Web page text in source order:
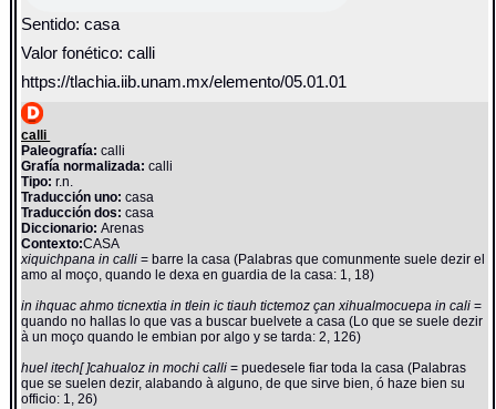
Sentido: casa
Valor fonético: calli
https://tlachia.iib.unam.mx/elemento/05.01.01
calli
Paleografía: calli
Grafía normalizada: calli
Tipo: r.n.
Traducción uno: casa
Traducción dos: casa
Diccionario:Arenas
Contexto:CASA
xiquichpana in calli= barre la casa (Palabras que comunmente suele dezir el
amo al moço, quando le dexa en guardia de la casa: 1, 18)
in ihquac ahmo ticnextia in tlein ic tiauh tictemoz çan xihualmocuepa in cali=
quando no hallas lo que vas a buscar buelvete a casa (Lo que se suele dezir
à un moço quando le embian por algo y se tarda: 2, 126)
huel itech[ ]cahualoz in mochi calli= puedesele fiar toda la casa (Palabras
que se suelen dezir, alabando à alguno, de que sirve bien, ó haze bien su
officio: 1, 26)